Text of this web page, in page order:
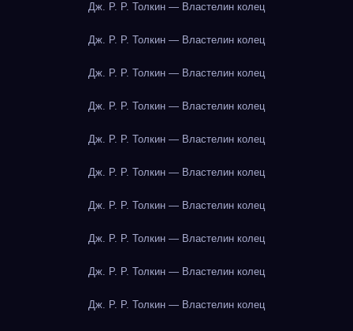
Дж. Р. Р. Толкин — Властелин колец
Дж. Р. Р. Толкин — Властелин колец
Дж. Р. Р. Толкин — Властелин колец
Дж. Р. Р. Толкин — Властелин колец
Дж. Р. Р. Толкин — Властелин колец
Дж. Р. Р. Толкин — Властелин колец
Дж. Р. Р. Толкин — Властелин колец
Дж. Р. Р. Толкин — Властелин колец
Дж. Р. Р. Толкин — Властелин колец
Дж. Р. Р. Толкин — Властелин колец